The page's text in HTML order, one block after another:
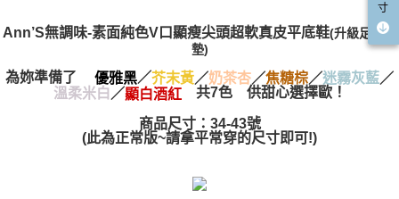
「AFTEE先享後付」，若未經同意申辦者引起之損失，本公司不負相關責
任。
４．使用「AFTEE先享後付」時，將依據個別帳號之用戶狀況，依本公司即
時審查核予不同之上限額度；若仍有額度不足之情形，本公司將視審查結果
請求用戶進行身份認證。
５．嚴禁一人註冊多個帳號或使用他人資訊註冊。若發現惡意使用之情形，
恩沛科技股份有限公司將有權停止該用戶之使用額度並採取法律行動。
每筆NT$100，滿NT$999(含以上)免運費
國家/地區配送(非順豐配送，勿填寫順豐智能櫃地址) 查看運費
Ann’S無調味-素面純色V口顯瘦尖頭超軟真皮平底鞋(升級足弓鞋
墊)
為妳準備了 優雅黑／芥末黃／奶茶杏／焦糖棕／迷霧灰藍／
溫柔米白 ／顯白酒紅
共7色 供甜心選擇歐！
商品尺寸：34-43號
(此為正常版~請拿平常穿的尺寸即可!)
寸